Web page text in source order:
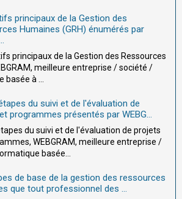
principaux de la Gestion des
Humaines (GRH) énumérés par
principaux de la Gestion des Ressources
meilleure entreprise / société /
à ...
du suivi et de l'évaluation de
programmes présentés par WEBG...
du suivi et de l'évaluation de projets
WEBGRAM, meilleure entreprise /
basée...
de base de la gestion des ressources
que tout professionnel des ...